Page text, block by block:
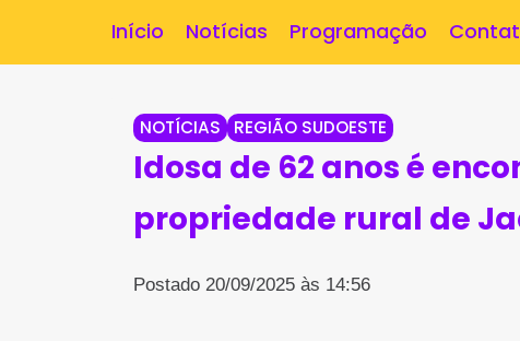
Início Notícias Programação
NOTÍCIAS REGIÃO SUDOESTE
Idosa de 62 anos é
propriedade rural de
Postado 20/09/2025 às 14:56